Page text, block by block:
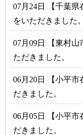
07月24日 【千葉
をいただきました。
07月09日 【東村
ただきました。
06月20日 【小平
だきました。
06月05日 【小平
だきました。